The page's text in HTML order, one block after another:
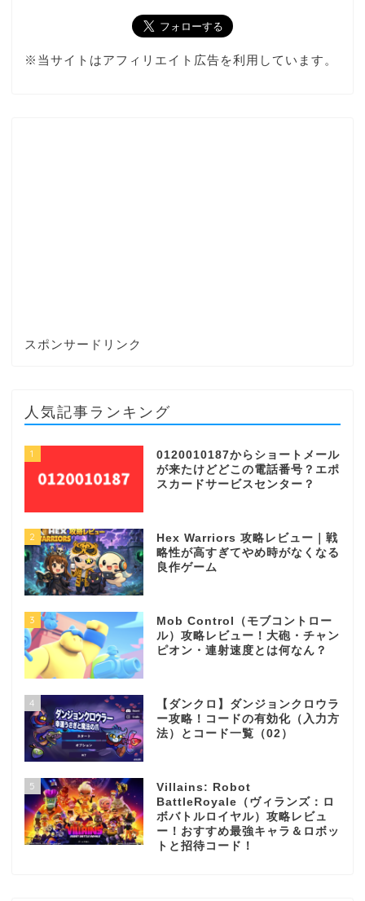
※当サイトはアフィリエイト広告を利用しています。
スポンサードリンク
人気記事ランキング
1
0120010187からショートメール
が来たけどどこの電話番号？エポ
スカードサービスセンター？
2
Hex Warriors 攻略レビュー｜戦
略性が高すぎてやめ時がなくなる
良作ゲーム
3
Mob Control（モブコントロー
ル）攻略レビュー！大砲・チャン
ピオン・連射速度とは何なん？
4
【ダンクロ】ダンジョンクロウラ
ー攻略！コードの有効化（入力方
法）とコード一覧（02）
5
Villains: Robot
BattleRoyale（ヴィランズ：ロ
ボバトルロイヤル）攻略レビュ
ー！おすすめ最強キャラ＆ロボッ
トと招待コード！